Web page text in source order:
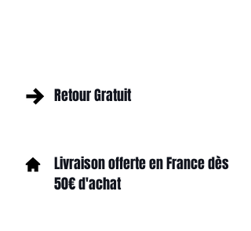
Retour Gratuit
Livraison offerte en France dès
50€ d'achat